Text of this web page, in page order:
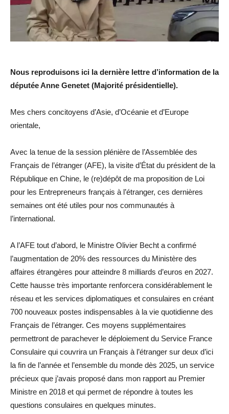
Nous reproduisons ici la dernière lettre d’information de la
députée Anne Genetet (Majorité présidentielle).
Mes chers concitoyens d’Asie, d’Océanie et d’Europe
orientale,
Avec la tenue de la session plénière de l’Assemblée des
Français de l’étranger (AFE), la visite d’État du président de la
République en Chine, le (re)dépôt de ma proposition de Loi
pour les Entrepreneurs français à l’étranger, ces dernières
semaines ont été utiles pour nos communautés à
l’international.
A l’AFE tout d’abord, le Ministre Olivier Becht a confirmé
l’augmentation de 20% des ressources du Ministère des
affaires étrangères pour atteindre 8 milliards d’euros en 2027.
Cette hausse très importante renforcera considérablement le
réseau et les services diplomatiques et consulaires en créant
700 nouveaux postes indispensables à la vie quotidienne des
Français de l’étranger. Ces moyens supplémentaires
permettront de parachever le déploiement du Service France
Consulaire qui couvrira un Français à l’étranger sur deux d’ici
la fin de l’année et l’ensemble du monde dès 2025, un service
précieux que j’avais proposé dans mon rapport au Premier
Ministre en 2018 et qui permet de répondre à toutes les
questions consulaires en quelques minutes.